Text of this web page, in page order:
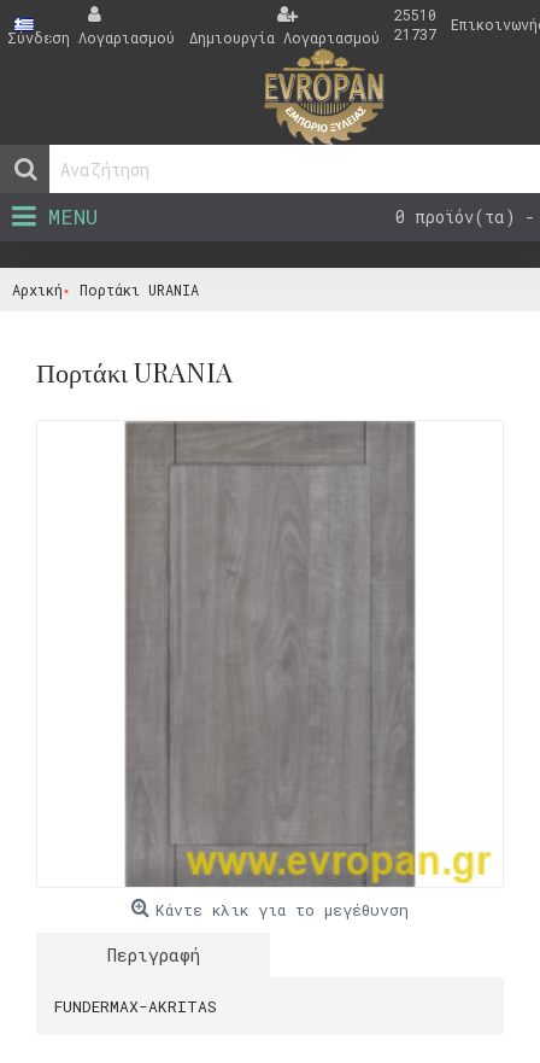
Σύνδεση Λογαριασμού Δημιουργία Λογαριασμού
25510
21737
0 προϊόν(τα) -
MENU
Αρχική Πορτάκι URANIA
Πορτάκι URANIA
Κάντε κλικ για το μεγέθυνση
Περιγραφή
FUNDERMAX-AKRITAS